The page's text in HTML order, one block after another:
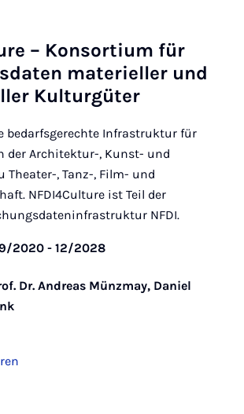
– Konsortium für
materieller und
Kulturgüter
bedarfsgerechte Infrastruktur für
der Architektur-, Kunst- und
, Tanz-, Film- und
NFDI4Culture ist Teil der
NFDI.
2020 - 12/2028
Dr. Andreas Münzmay, Daniel